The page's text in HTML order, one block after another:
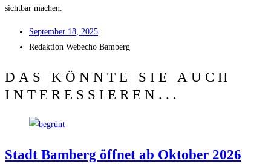
sicht­bar machen.
Sep­tem­ber 18, 2025
Redak­ti­on Web­echo Bamberg
DAS KÖNNTE SIE AUCH
INTERESSIEREN...
Stadt Bam­berg öff­net ab Okto­ber 2026